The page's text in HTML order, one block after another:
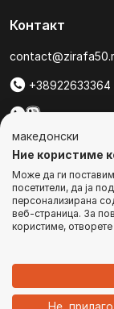
Контакт
+38922633364
b2b@zirafa50.mk
Jадранска
македонски
Ние користиме
Може да ги
посетители, да ја
персонализирана
веб-страница. За
користиме, отворете